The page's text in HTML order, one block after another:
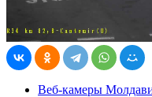
Веб-камеры